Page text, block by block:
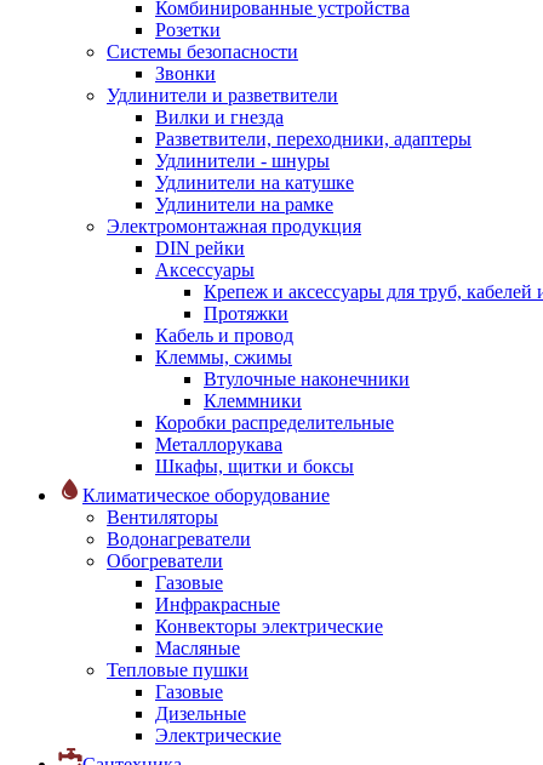
Комбинированные устройства
Розетки
Системы безопасности
Звонки
Удлинители и разветвители
Вилки и гнезда
Разветвители, переходники, адаптеры
Удлинители - шнуры
Удлинители на катушке
Удлинители на рамке
Электромонтажная продукция
DIN рейки
Аксессуары
Крепеж и аксессуары для труб, кабелей
Протяжки
Кабель и провод
Клеммы, сжимы
Втулочные наконечники
Клеммники
Коробки распределительные
Металлорукава
Шкафы, щитки и боксы
Климатическое оборудование
Вентиляторы
Водонагреватели
Обогреватели
Газовые
Инфракрасные
Конвекторы электрические
Масляные
Тепловые пушки
Газовые
Дизельные
Электрические